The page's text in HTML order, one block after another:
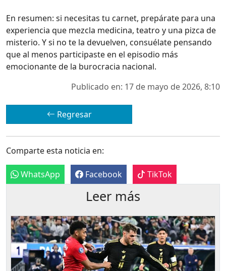
En resumen: si necesitas tu carnet, prepárate para una
experiencia que mezcla medicina, teatro y una pizca de
misterio. Y si no te la devuelven, consuélate pensando
que al menos participaste en el episodio más
emocionante de la burocracia nacional.
Publicado en: 17 de mayo de 2026, 8:10
Regresar
Comparte esta noticia en:
WhatsApp Facebook TikTok
Leer más